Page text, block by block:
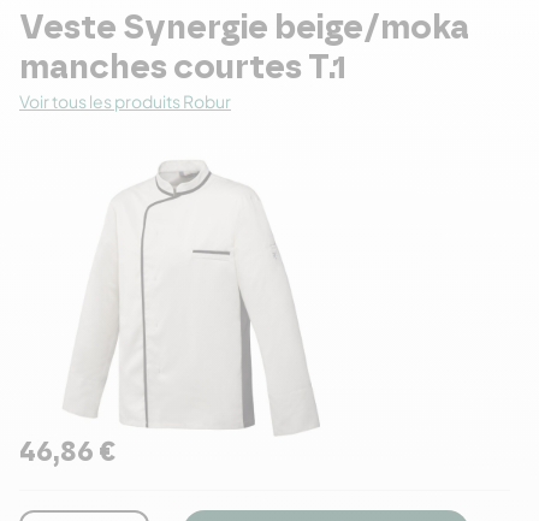
Veste Synergie beige/moka
manches courtes T.1
Voir tous les produits Robur
46,86 €